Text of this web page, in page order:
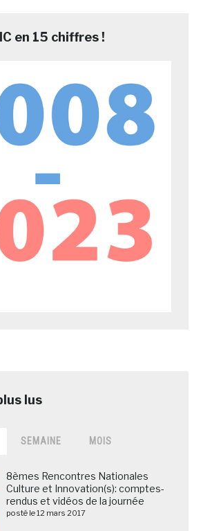
en 15 chiffres !
SEMAINE MOIS
8èmes Rencontres Nationales
Culture et Innovation(s): comptes-
rendus et vidéos de la journée
posté le 12 mars 2017